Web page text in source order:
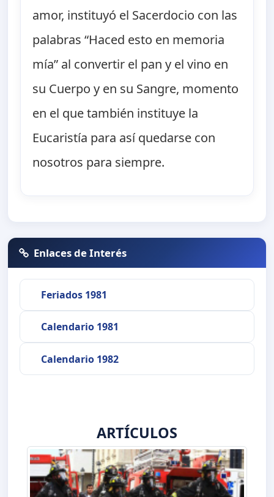
amor, instituyó el Sacerdocio con las
palabras “Haced esto en memoria
mía” al convertir el pan y el vino en
su Cuerpo y en su Sangre, momento
en el que también instituye la
Eucaristía para así quedarse con
nosotros para siempre.
Enlaces de Interés
Feriados 1981
Calendario 1981
Calendario 1982
ARTÍCULOS